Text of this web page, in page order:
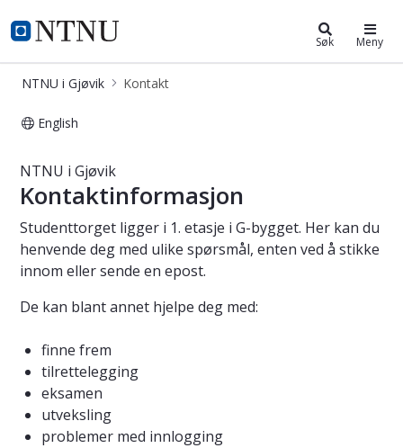
NTNU Hjemmeside
NTNU i Gjøvik Søk Meny
NTNU i Gjøvik Kontakt
English
NTNU i Gjøvik
Kontaktinformasjon
Studenttorget ligger i 1. etasje i G-bygget. Her kan du
henvende deg med ulike spørsmål, enten ved å stikke
innom eller sende en epost.
De kan blant annet hjelpe deg med:
finne frem
tilrettelegging
eksamen
utveksling
problemer med innlogging